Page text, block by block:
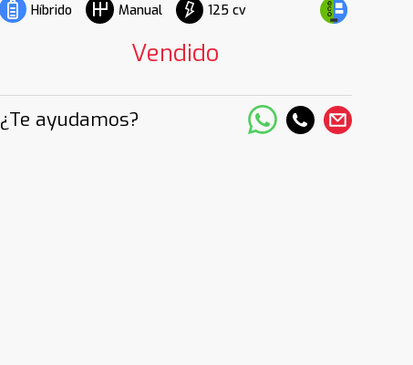
Híbrido
Manual 125 cv
Vendido
¿Te ayudamos?